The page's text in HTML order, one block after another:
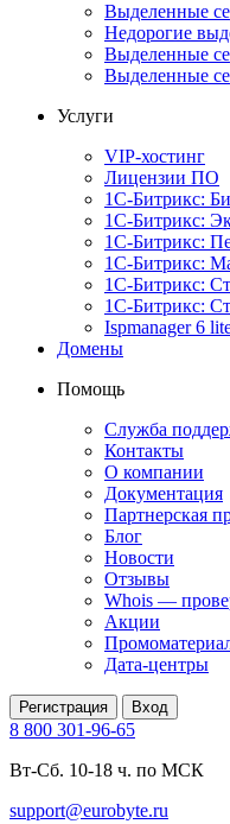
Выделенные
Недорогие
Выделенные
Выделенные
Услуги
VIP-хостинг
Лицензии ПО
1С-Битрикс:
1С-Битрикс:
1С-Битрикс:
1С-Битрикс:
1С-Битрикс:
1С-Битрикс:
Ispmanager 6
Домены
Помощь
Служба
Контакты
О компании
Документация
Партнерская
Блог
Новости
Отзывы
Whois —
Акции
Дата-центры
Регистрация Вход
8 800 301-96-65
Вт-Сб. 10-18 ч. по МСК
support@eurobyte.ru